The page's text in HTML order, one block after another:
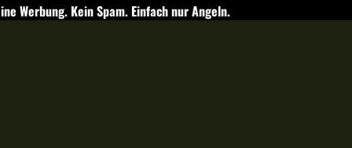
Werbung. Kein Spam. Einfach nur Angeln.